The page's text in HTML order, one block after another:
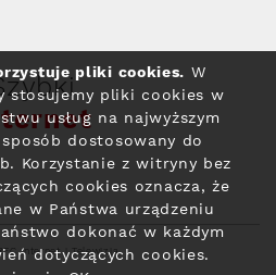
Internet i Telewizja
pliki cookies. W
stosujemy pliki cookies w
usług na najwyższym
dostosowany do
Korzystanie z witryny bez
cookies oznacza, że
w Państwa urządzeniu
dokonać w każdym
dotyczących cookies.